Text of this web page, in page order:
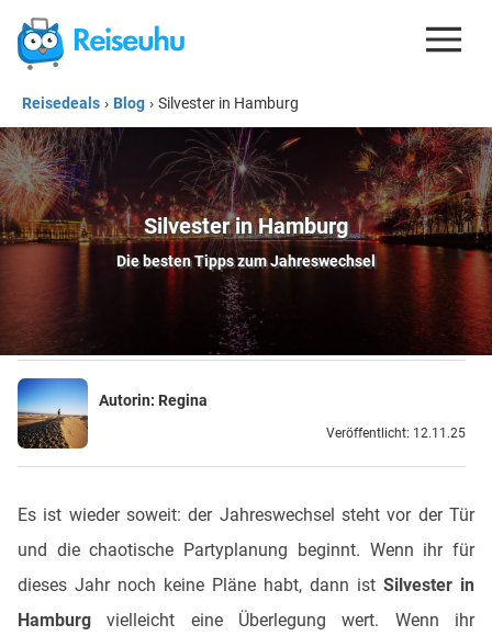
REISEDEALS
GUTSCHEINE
KREDITKARTEN
ESIM
REISEBLOG
Reisedeals › Blog › Silvester in Hamburg
Silvester in Hamburg
Die besten Tipps zum Jahreswechsel
Autorin: Regina
Veröffentlicht: 12.11.25
Es ist wieder soweit: der Jahreswechsel steht vor der Tür
und die chaotische Partyplanung beginnt. Wenn ihr für
dieses Jahr noch keine Pläne habt, dann ist Silvester in
Hamburg vielleicht eine Überlegung wert. Wenn ihr